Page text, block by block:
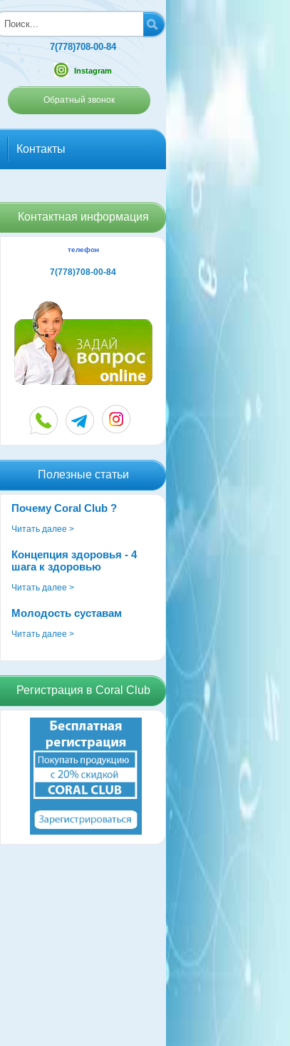
7(778)708-00-84
Instagram
Обратный звонок
Контакты
Контактная информация
телефон
7(778)708-00-84
Полезные статьи
Почему Coral Club ?
Читать далее >
Концепция здоровья - 4
шага к здоровью
Читать далее >
Молодость суставам
Читать далее >
Регистрация в Coral Club